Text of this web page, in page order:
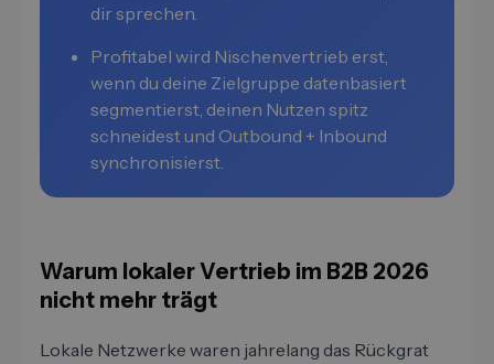
dir sprechen.
Profitabel wird Nischenvertrieb erst,
wenn du deine Zielgruppe datenbasiert
segmentierst, deinen Nutzen spitz
schneidest und Outbound + Inbound
synchronisierst.
Warum lokaler Vertrieb im B2B 2026
nicht mehr trägt
Lokale Netzwerke waren jahrelang das Rückgrat